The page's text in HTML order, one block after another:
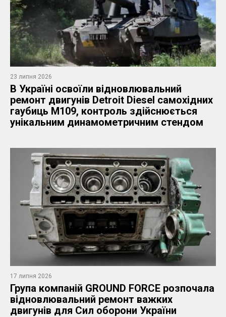
23 липня 2026
В Україні освоїли відновлювальний
ремонт двигунів Detroit Diesel самохідних
гаубиць M109, контроль здійснюється
унікальним динамометричним стендом
17 липня 2026
​Група компаній GROUND FORCE розпочала
відновлювальний ремонт важких
двигунів для Сил оборони України